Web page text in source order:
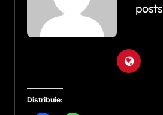
posts
Distribuie: